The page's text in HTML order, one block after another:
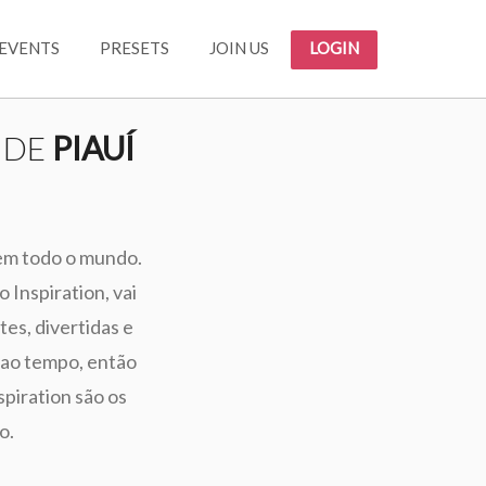
EVENTS PRESETS JOIN US LOGIN
PIAUÍ
todo o mundo.
Inspiration, vai
divertidas e
tempo, então
são os